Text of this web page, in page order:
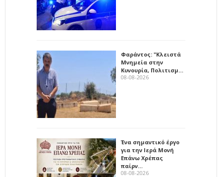
Φαράντος: "Κλειστά
Μνημεία στην
Κυνουρία, Πολιτισμ…
08-08-2026
Ένα σημαντικό έργο
για την Ιερά Μονή
Επάνω Χρέπας
παίρν…
08-08-2026